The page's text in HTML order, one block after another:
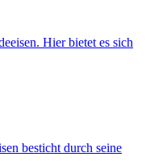
Hier bietet es sich
besticht durch seine